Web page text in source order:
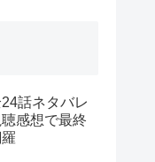
話ネタバレ
感想で最終